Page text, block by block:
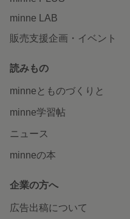
minne LAB
販売支援企画・イベント
読みもの
minneとものづくりと
minne学習帖
ニュース
minneの本
企業の方へ
広告出稿について